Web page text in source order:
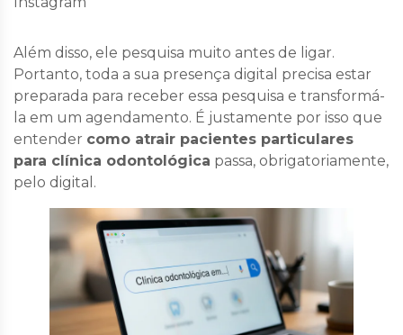
Além disso, ele pesquisa muito antes de ligar.
Portanto, toda a sua presença digital precisa estar
preparada para receber essa pesquisa e transformá-
la em um agendamento. É justamente por isso que
entender como atrair pacientes particulares
para clínica odontológica passa, obrigatoriamente,
pelo digital.